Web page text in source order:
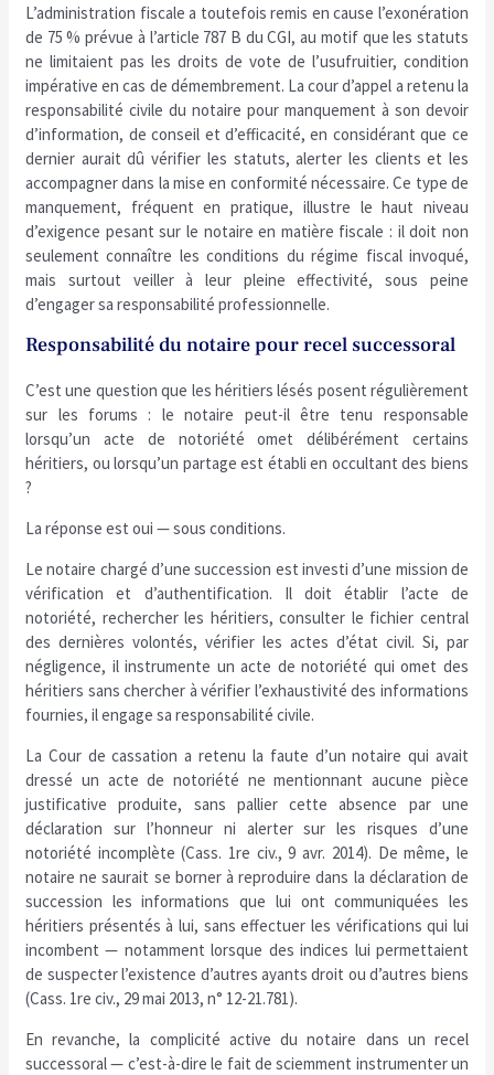
L’administration fiscale a toutefois remis en cause l’exonération
de 75 % prévue à l’article 787 B du CGI, au motif que les statuts
ne limitaient pas les droits de vote de l’usufruitier, condition
impérative en cas de démembrement. La cour d’appel a retenu la
responsabilité civile du notaire pour manquement à son devoir
d’information, de conseil et d’efficacité, en considérant que ce
dernier aurait dû vérifier les statuts, alerter les clients et les
accompagner dans la mise en conformité nécessaire. Ce type de
manquement, fréquent en pratique, illustre le haut niveau
d’exigence pesant sur le notaire en matière fiscale : il doit non
seulement connaître les conditions du régime fiscal invoqué,
mais surtout veiller à leur pleine effectivité, sous peine
d’engager sa responsabilité professionnelle.
Responsabilité du notaire pour recel successoral
C’est une question que les héritiers lésés posent régulièrement
sur les forums : le notaire peut-il être tenu responsable
lorsqu’un acte de notoriété omet délibérément certains
héritiers, ou lorsqu’un partage est établi en occultant des biens
?
La réponse est oui — sous conditions.
Le notaire chargé d’une succession est investi d’une mission de
vérification et d’authentification. Il doit établir l’acte de
notoriété, rechercher les héritiers, consulter le fichier central
des dernières volontés, vérifier les actes d’état civil. Si, par
négligence, il instrumente un acte de notoriété qui omet des
héritiers sans chercher à vérifier l’exhaustivité des informations
fournies, il engage sa responsabilité civile.
La Cour de cassation a retenu la faute d’un notaire qui avait
dressé un acte de notoriété ne mentionnant aucune pièce
justificative produite, sans pallier cette absence par une
déclaration sur l’honneur ni alerter sur les risques d’une
notoriété incomplète (Cass. 1re civ., 9 avr. 2014). De même, le
notaire ne saurait se borner à reproduire dans la déclaration de
succession les informations que lui ont communiquées les
héritiers présentés à lui, sans effectuer les vérifications qui lui
incombent — notamment lorsque des indices lui permettaient
de suspecter l’existence d’autres ayants droit ou d’autres biens
(Cass. 1re civ., 29 mai 2013, n° 12-21.781).
En revanche, la complicité active du notaire dans un recel
successoral — c’est-à-dire le fait de sciemment instrumenter un